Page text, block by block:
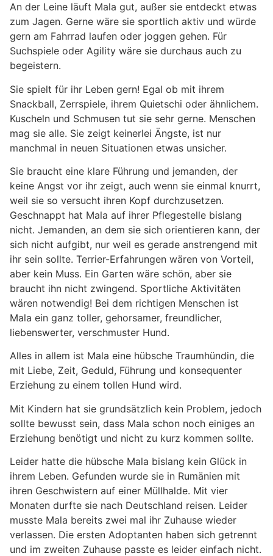
An der Leine läuft Mala gut, außer sie entdeckt etwas
zum Jagen. Gerne wäre sie sportlich aktiv und würde
gern am Fahrrad laufen oder joggen gehen. Für
Suchspiele oder Agility wäre sie durchaus auch zu
begeistern.
Sie spielt für ihr Leben gern! Egal ob mit ihrem
Snackball, Zerrspiele, ihrem Quietschi oder ähnlichem.
Kuscheln und Schmusen tut sie sehr gerne. Menschen
mag sie alle. Sie zeigt keinerlei Ängste, ist nur
manchmal in neuen Situationen etwas unsicher.
Sie braucht eine klare Führung und jemanden, der
keine Angst vor ihr zeigt, auch wenn sie einmal knurrt,
weil sie so versucht ihren Kopf durchzusetzen.
Geschnappt hat Mala auf ihrer Pflegestelle bislang
nicht. Jemanden, an dem sie sich orientieren kann, der
sich nicht aufgibt, nur weil es gerade anstrengend mit
ihr sein sollte. Terrier-Erfahrungen wären von Vorteil,
aber kein Muss. Ein Garten wäre schön, aber sie
braucht ihn nicht zwingend. Sportliche Aktivitäten
wären notwendig! Bei dem richtigen Menschen ist
Mala ein ganz toller, gehorsamer, freundlicher,
liebenswerter, verschmuster Hund.
Alles in allem ist Mala eine hübsche Traumhündin, die
mit Liebe, Zeit, Geduld, Führung und konsequenter
Erziehung zu einem tollen Hund wird.
Mit Kindern hat sie grundsätzlich kein Problem, jedoch
sollte bewusst sein, dass Mala schon noch einiges an
Erziehung benötigt und nicht zu kurz kommen sollte.
Leider hatte die hübsche Mala bislang kein Glück in
ihrem Leben. Gefunden wurde sie in Rumänien mit
ihren Geschwistern auf einer Müllhalde. Mit vier
Monaten durfte sie nach Deutschland reisen. Leider
musste Mala bereits zwei mal ihr Zuhause wieder
verlassen. Die ersten Adoptanten haben sich getrennt
und im zweiten Zuhause passte es leider einfach nicht.